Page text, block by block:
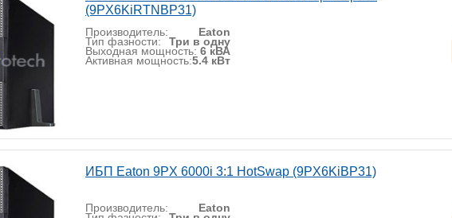
(9PX6KiRTNBP31)
Производитель: Eaton
Тип фазности: Три в одну
Выходная мощность: 6 кВА
Активная мощность:5.4 кВт
ИБП Eaton 9PX 6000i 3:1 HotSwap (9PX6KiBP31)
Производитель: Eaton